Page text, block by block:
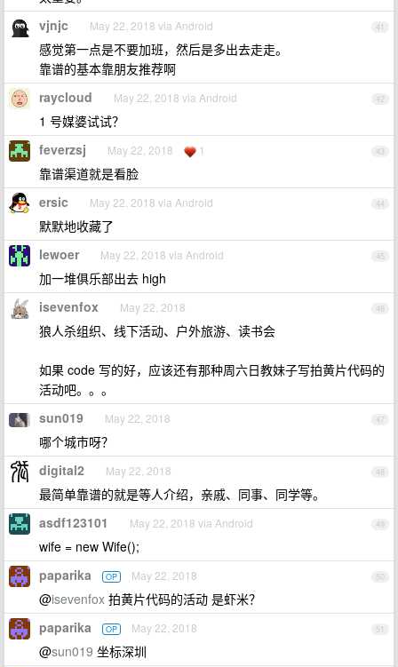
41
vjnjc May 22, 2018 via Android
感觉第一点是不要加班，然后是多出去走走。
靠谱的基本靠朋友推荐啊
42
raycloud May 22, 2018 via Android
1 号媒婆试试？
43
feverzsj May 22, 2018 1
靠谱渠道就是看脸
44
ersic May 22, 2018 via Android
默默地收藏了
45
lewoer May 22, 2018 via Android
加一堆俱乐部出去 high
46
isevenfox May 22, 2018
狼人杀组织、线下活动、户外旅游、读书会
如果 code 写的好，应该还有那种周六日教妹子写拍黄片代码的
活动吧。。。
47
sun019 May 22, 2018
哪个城市呀？
48
digital2 May 22, 2018
最简单靠谱的就是等人介绍，亲戚、同事、同学等。
49
asdf123101 May 22, 2018 via Android
wife = new Wife();
50
paparika OP May 22, 2018
@isevenfox 拍黄片代码的活动 是虾米？
51
paparika OP May 22, 2018
@sun019 坐标深圳